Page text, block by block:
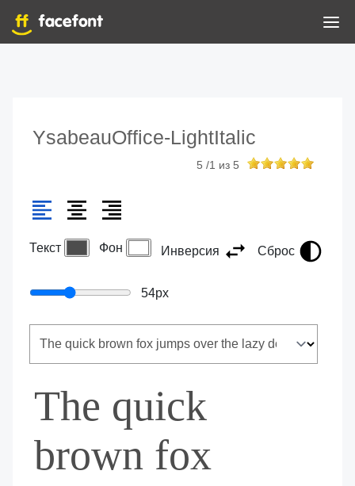
YsabeauOffice-LightItalic
5 /1 из 5
Текст Фон Инверсия Сброс
54px
The quick
brown fox